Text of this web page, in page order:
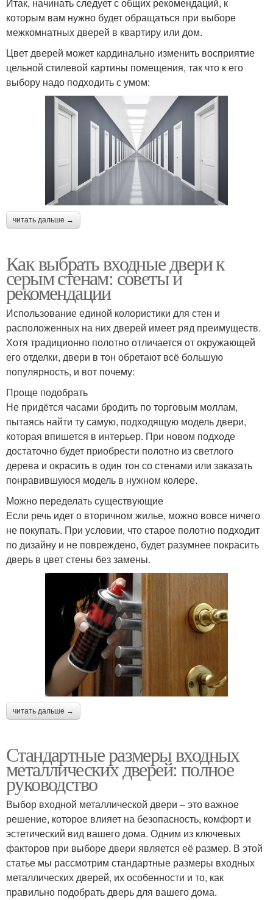
которым вам нужно будет обращаться при выборе
межкомнатных дверей в квартиру или дом.
Цвет дверей может кардинально изменить восприятие
цельной стилевой картины помещения, так что к его
выбору надо подходить с умом:
читать дальше →
Как выбрать входные двери к
серым стенам: советы и
рекомендации
Использование единой колористики для стен и
расположенных на них дверей имеет ряд преимуществ.
Хотя традиционно полотно отличается от окружающей
его отделки, двери в тон обретают всё большую
популярность, и вот почему:
Проще подобрать
Не придётся часами бродить по торговым моллам,
пытаясь найти ту самую, подходящую модель двери,
которая впишется в интерьер. При новом подходе
достаточно будет приобрести полотно из светлого
дерева и окрасить в один тон со стенами или заказать
понравившуюся модель в нужном колере.
Можно переделать существующие
Если речь идет о вторичном жилье, можно вовсе ничего
не покупать. При условии, что старое полотно подходит
по дизайну и не повреждено, будет разумнее покрасить
дверь в цвет стены без замены.
читать дальше →
Стандартные размеры входных
металлических дверей: полное
руководство
Выбор входной металлической двери – это важное
решение, которое влияет на безопасность, комфорт и
эстетический вид вашего дома. Одним из ключевых
факторов при выборе двери является её размер. В этой
статье мы рассмотрим стандартные размеры входных
металлических дверей, их особенности и то, как
правильно подобрать дверь для вашего дома.